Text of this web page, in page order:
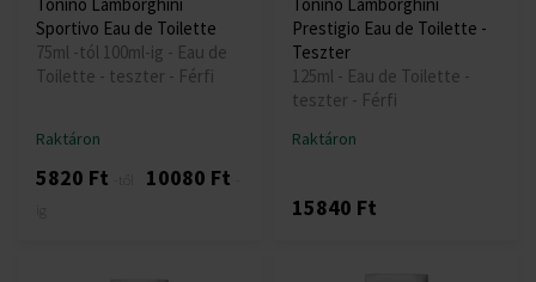
Tonino Lamborghini
Sportivo Eau de Toilette
75ml -tól 100ml-ig - Eau de
Toilette - teszter - Férfi
Raktáron
5820 Ft 10080 Ft
Tonino Lamborghini
Prestigio Eau de Toilette -
Teszter
125ml - Eau de Toilette -
teszter - Férfi
Raktáron
15840 Ft